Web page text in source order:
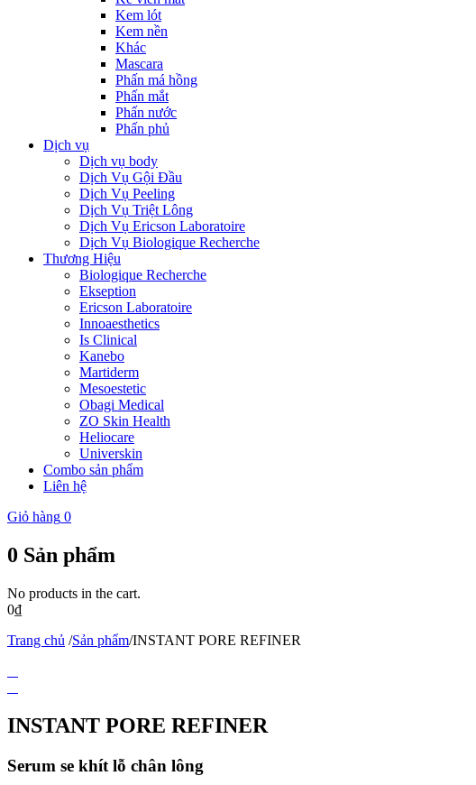
Kem lót
Kem nền
Khác
Mascara
Phấn má hồng
Phấn mắt
Phấn nước
Phấn phủ
Dịch vụ
Dịch vụ body
Dịch Vụ Gội Đầu
Dịch Vụ Peeling
Dịch Vụ Triệt Lông
Dịch Vụ Ericson Laboratoire
Dịch Vụ Biologique Recherche
Thương Hiệu
Biologique Recherche
Ekseption
Ericson Laboratoire
Innoaesthetics
Is Clinical
Kanebo
Martiderm
Mesoestetic
Obagi Medical
ZO Skin Health
Heliocare
Universkin
Combo sản phẩm
Liên hệ
Giỏ hàng 0
0 Sản phẩm
No products in the cart.
0₫
Trang chủ /Sản phẩm/INSTANT PORE REFINER
INSTANT PORE REFINER
Serum se khít lỗ chân lông